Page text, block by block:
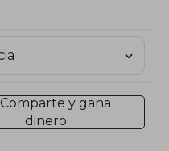
Comparte y gana
dinero